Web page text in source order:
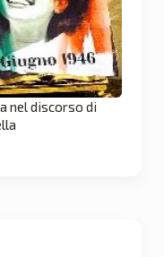
nel discorso di